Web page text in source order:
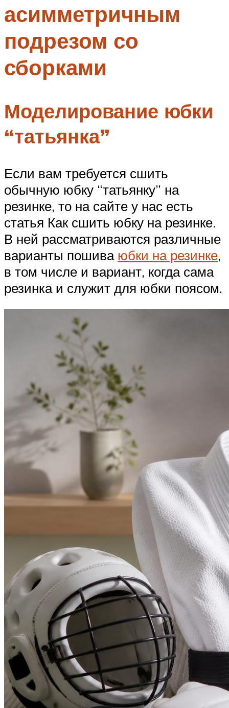
Меню
асимметричным
подрезом со
сборками
Моделирование юбки
“татьянка”
Если вам требуется сшить
обычную юбку “татьянку” на
резинке, то на сайте у нас есть
статья Как сшить юбку на резинке.
В ней рассматриваются различные
варианты пошива юбки на резинке,
в том числе и вариант, когда сама
резинка и служит для юбки поясом.